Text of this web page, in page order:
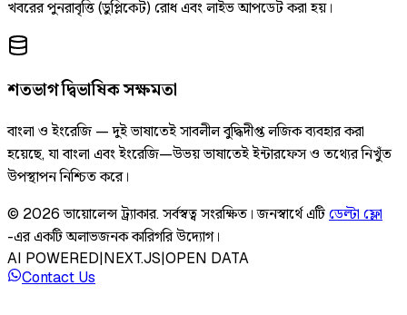
খবরের পুনরাবৃত্তি (ডুপ্লিকেট) রোধ এবং লাইভ আপডেট করা হয়।
শতভাগ দ্বিভাষিক সক্ষমতা
বাংলা ও ইংরেজি — দুই ভাষাতেই সাবলীল বুদ্ধিদীপ্ত লজিক ব্যবহার করা
হয়েছে, যা বাংলা এবং ইংরেজি—উভয় ভাষাতেই ইন্টারফেস ও তথ্যের নিখুঁত
উপস্থাপন নিশ্চিত করে।
© 2026 ভায়োলেন্স ট্র্যাকার.সর্বস্বত্ব সংরক্ষিত। জনস্বার্থে এটিডেল্টা ফ্লো
-এর একটি অলাভজনক কারিগরি উদ্যোগ।
AI POWERED|NEXT.JS|OPEN DATA
Contact Us